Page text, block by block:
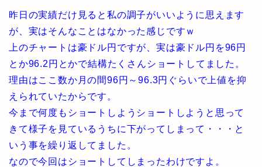
昨日の実績だけ見ると私の調子がいいように思えます
が、実はそんなことはなかった感じですｗ
上のチャートは豪ドル円ですが、実は豪ドル円を96円
とか96.2円とかで結構たくさんショートしてました。
理由はここ数か月の間96円～96.3円ぐらいで上値を抑
えられていたからです。
今まで何度もショートしようショートしようと思って
きて様子を見ているうちに下がってしまって・・・と
いう事を繰り返してました。
なので今回はショートしてしまったわけですよ。